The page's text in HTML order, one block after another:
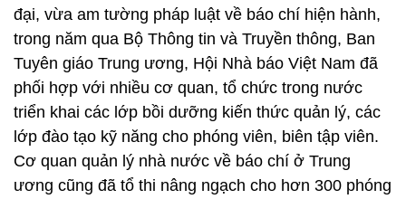
đại, vừa am tường pháp luật về báo chí hiện hành,
trong năm qua Bộ Thông tin và Truyền thông, Ban
Tuyên giáo Trung ương, Hội Nhà báo Việt Nam đã
phối hợp với nhiều cơ quan, tổ chức trong nước
triển khai các lớp bồi dưỡng kiến thức quản lý, các
lớp đào tạo kỹ năng cho phóng viên, biên tập viên.
Cơ quan quản lý nhà nước về báo chí ở Trung
ương cũng đã tổ thi nâng ngạch cho hơn 300 phóng